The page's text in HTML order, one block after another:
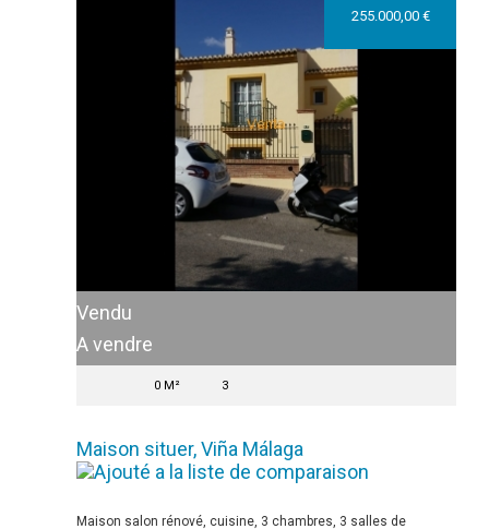
Vendu
A vendre
255.000,00 €
0 M² 3
Maison situer, Viña Málaga
Maison salon rénové, cuisine, 3 chambres, 3 salles de